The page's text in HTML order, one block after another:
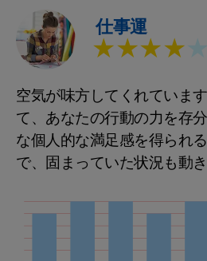
仕事運
★★★★★
空気が味方してくれていま
て、あなたの行動の力を存
な個人的な満足感を得られ
で、固まっていた状況も動き